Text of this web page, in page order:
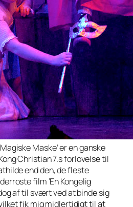
Maske’ er en ganske
Christian 7.s forlovelse til
end den, de fleste
film ‘En Kongelig
af til svært ved at binde sig
fik mig midlertidigt til at